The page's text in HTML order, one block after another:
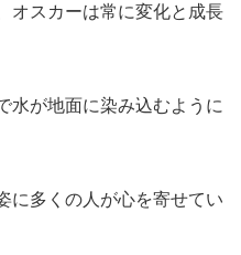
オスカーは常に変化と成長
水が地面に染み込むように
に多くの人が心を寄せてい